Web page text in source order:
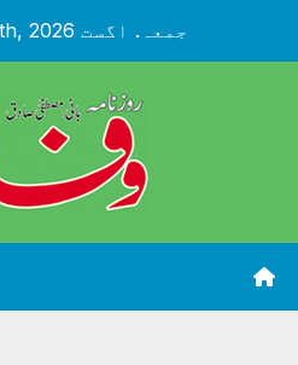
جمعہ. اگست 7th, 2026